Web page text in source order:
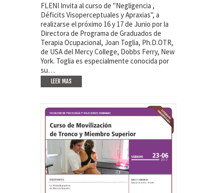
FLENI Invita al curso de "Negligencia ,
Déficits Visoperceptuales y Apraxias", a
realizarse el próximo 16 y 17 de Junio por la
Directora de Programa de Graduados de
Terapia Ocupacional, Joan Toglia, Ph.D.OTR,
de USA del Mercy College, Dobbs Ferry, New
York. Toglia es especialmente conocida por
su…
LEER MAS